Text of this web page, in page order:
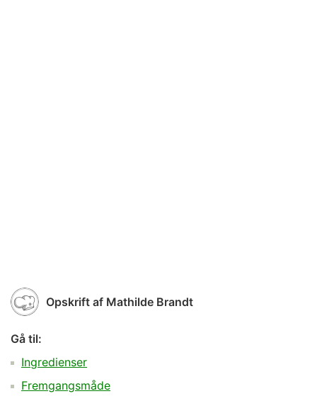
Opskrift af Mathilde Brandt
Gå til:
Ingredienser
Fremgangsmåde